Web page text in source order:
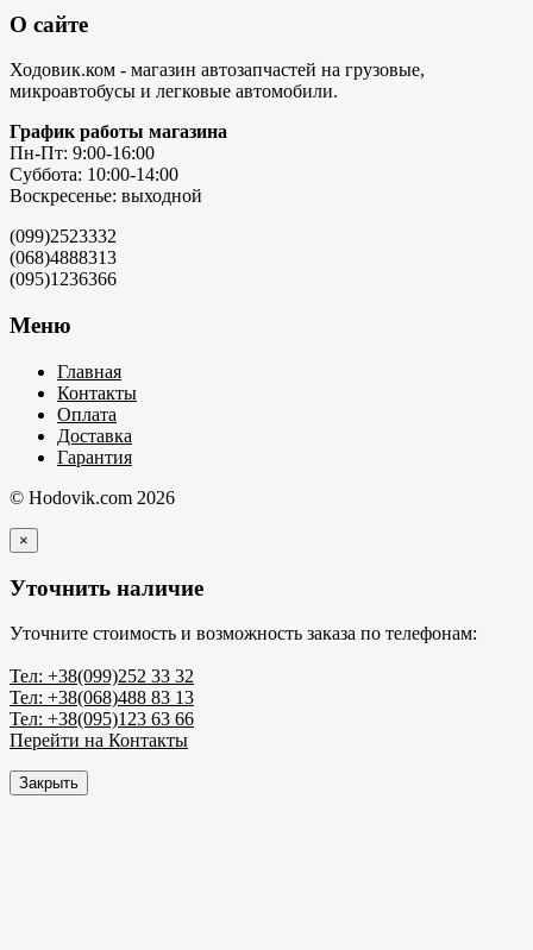
О сайте
Ходовик.ком - магазин автозапчастей на грузовые,
микроавтобусы и легковые автомобили.
График работы магазина
Пн-Пт: 9:00-16:00
Суббота: 10:00-14:00
Воскресенье: выходной
(099)2523332
(068)4888313
(095)1236366
Меню
Главная
Контакты
Оплата
Доставка
Гарантия
© Hodovik.com 2026
×
Уточнить наличие
Уточните стоимость и возможность заказа по телефонам:
Тел: +38(099)252 33 32
Тел: +38(068)488 83 13
Тел: +38(095)123 63 66
Перейти на Контакты
Закрыть